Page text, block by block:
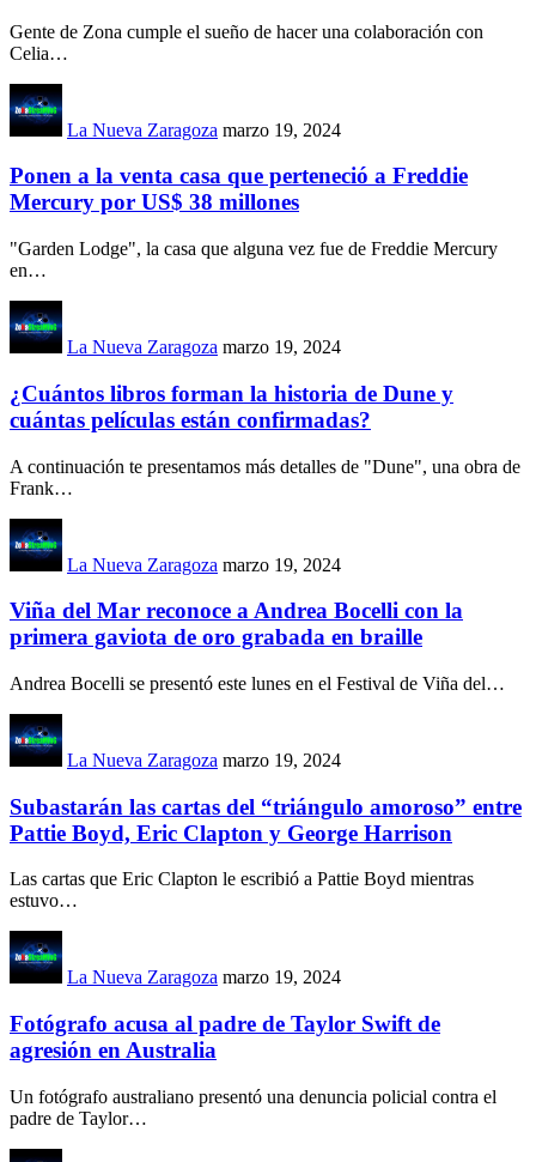
Gente de Zona cumple el sueño de hacer una colaboración con
Celia…
La Nueva Zaragoza marzo 19, 2024
Ponen a la venta casa que perteneció a Freddie
Mercury por US$ 38 millones
"Garden Lodge", la casa que alguna vez fue de Freddie Mercury
en…
La Nueva Zaragoza marzo 19, 2024
¿Cuántos libros forman la historia de Dune y
cuántas películas están confirmadas?
A continuación te presentamos más detalles de "Dune", una obra de
Frank…
La Nueva Zaragoza marzo 19, 2024
Viña del Mar reconoce a Andrea Bocelli con la
primera gaviota de oro grabada en braille
Andrea Bocelli se presentó este lunes en el Festival de Viña del…
La Nueva Zaragoza marzo 19, 2024
Subastarán las cartas del “triángulo amoroso” entre
Pattie Boyd, Eric Clapton y George Harrison
Las cartas que Eric Clapton le escribió a Pattie Boyd mientras
estuvo…
La Nueva Zaragoza marzo 19, 2024
Fotógrafo acusa al padre de Taylor Swift de
agresión en Australia
Un fotógrafo australiano presentó una denuncia policial contra el
padre de Taylor…